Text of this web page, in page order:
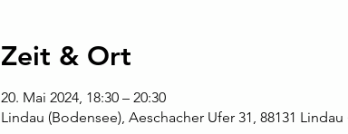
Zeit & Ort
20. Mai 2024, 18:30 – 20:30
Lindau (Bodensee), Aeschacher Ufer 31, 88131